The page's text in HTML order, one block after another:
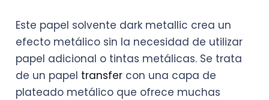
Este papel solvente dark metallic crea un
efecto metálico sin la necesidad de utilizar
papel adicional o tintas metálicas. Se trata
de un papel transfercon una capa de
plateado metálico que ofrece muchas